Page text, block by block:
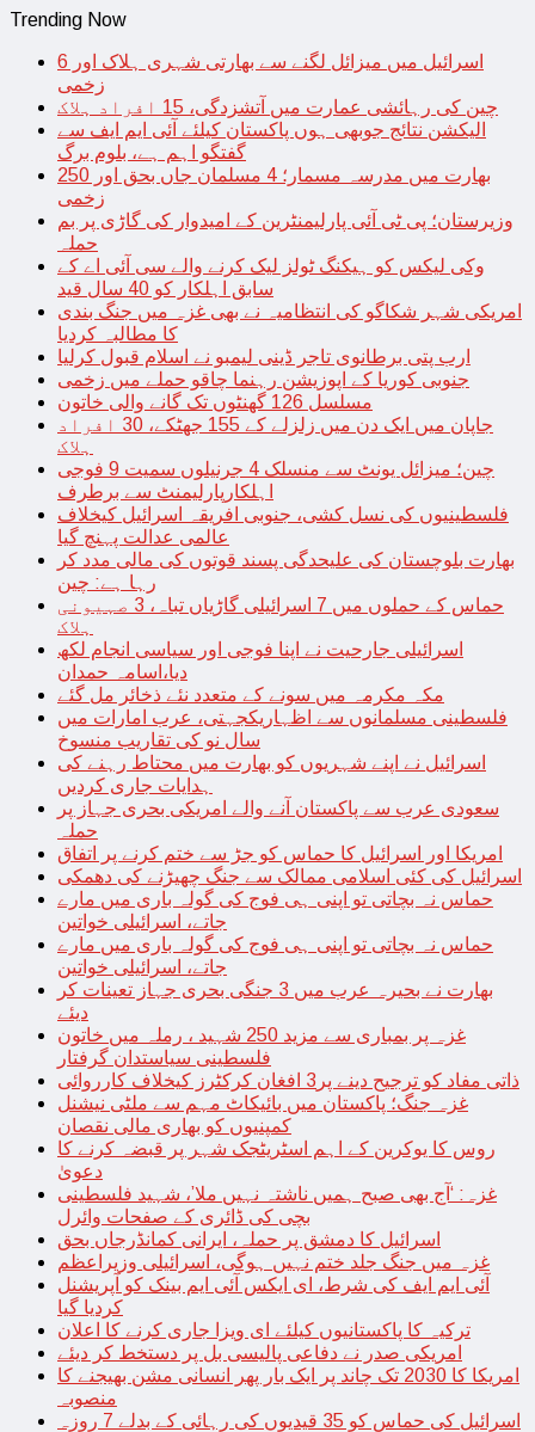
Trending Now
اسرائیل میں میزائل لگنے سے بھارتی شہری ہلاک اور 6
زخمی
چین کی رہائشی عمارت میں آتشزدگی، 15 افراد ہلاک
الیکشن نتائج جوبھی ہوں پاکستان کیلئے آئی ایم ایف سے
گفتگو اہم ہے، بلوم برگ
بھارت میں مدرسہ مسمار؛ 4 مسلمان جاں بحق اور 250
زخمی
وزیرستان؛ پی ٹی آئی پارلیمنٹرین کے امیدوار کی گاڑی پر بم
حملہ
وکی لیکس کو ہیکنگ ٹولز لیک کرنے والے سی آئی اے کے
سابق اہلکار کو 40 سال قید
امریکی شہر شکاگو کی انتظامیہ نے بھی غزہ میں جنگ بندی
کا مطالبہ کردیا
ارب پتی برطانوی تاجر ڈینی لیمبو نے اسلام قبول کرلیا
جنوبی کوریا کے اپوزیشن رہنما چاقو حملے میں زخمی
مسلسل 126 گھنٹوں تک گانے والی خاتون
جاپان میں ایک دن میں زلزلے کے 155 جھٹکے، 30 افراد
ہلاک
چین؛ میزائل یونٹ سے منسلک 4 جرنیلوں سمیت 9 فوجی
اہلکارپارلیمنٹ سے برطرف
فلسطینیوں کی نسل کشی، جنوبی افریقہ اسرائیل کیخلاف
عالمی عدالت پہنچ گیا
بھارت بلوچستان کی علیحدگی پسند قوتوں کی مالی مدد کر
رہا ہے: چین
حماس کے حملوں میں 7 اسرائیلی گاڑیاں تباہ، 3 صہیونی
ہلاک
اسرائیلی جارحیت نے اپنا فوجی اور سیاسی انجام لکھ
دیا،اسامہ حمدان
مکہ مکرمہ میں سونے کے متعدد نئے ذخائر مل گئے
فلسطینی مسلمانوں سے اظہاریکجہتی، عرب امارات میں
سال نو کی تقاریب منسوخ
اسرائیل نے اپنے شہریوں کو بھارت میں محتاط رہنے کی
ہدایات جاری کردیں
سعودی عرب سے پاکستان آنے والے امریکی بحری جہاز پر
حملہ
امریکا اور اسرائیل کا حماس کو جڑ سے ختم کرنے پر اتفاق
اسرائیل کی کئی اسلامی ممالک سے جنگ چھیڑنے کی دھمکی
حماس نہ بچاتی تو اپنی ہی فوج کی گولہ باری میں مارے
جاتے، اسرائیلی خواتین
حماس نہ بچاتی تو اپنی ہی فوج کی گولہ باری میں مارے
جاتے، اسرائیلی خواتین
بھارت نے بحیرہ عرب میں 3 جنگی بحری جہاز تعینات کر
دیئے
غزہ پر بمباری سے مزید 250 شہید ، رملہ میں خاتون
فلسطینی سیاستدان گرفتار
ذاتی مفاد کو ترجیح دینے پر3 افغان کرکٹرز کیخلاف کارروائی
غزہ جنگ؛ پاکستان میں بائیکاٹ مہم سے ملٹی نیشنل
کمپنیوں کو بھاری مالی نقصان
روس کا یوکرین کے اہم اسٹریٹجک شہر پر قبضہ کرنے کا
دعویٰ
غزہ: ‘آج بھی صبح ہمیں ناشتہ نہیں ملا’، شہید فلسطینی
بچی کی ڈائری کے صفحات وائرل
اسرائیل کا دمشق پر حملہ، ایرانی کمانڈرجاں بحق
غزہ میں جنگ جلد ختم نہیں ہوگی، اسرائیلی وزیراعظم
آئی ایم ایف کی شرط، ای ایکس آئی ایم بینک کو آپریشنل
کردیا گیا
ترکیہ کا پاکستانیوں کیلئے ای ویزا جاری کرنے کا اعلان
امریکی صدر نے دفاعی پالیسی بل پر دستخط کر دیئے
امریکا کا 2030 تک چاند پر ایک بار پھر انسانی مشن بھیجنے کا
منصوبہ
اسرائیل کی حماس کو 35 قیدیوں کی رہائی کے بدلے 7 روزہ